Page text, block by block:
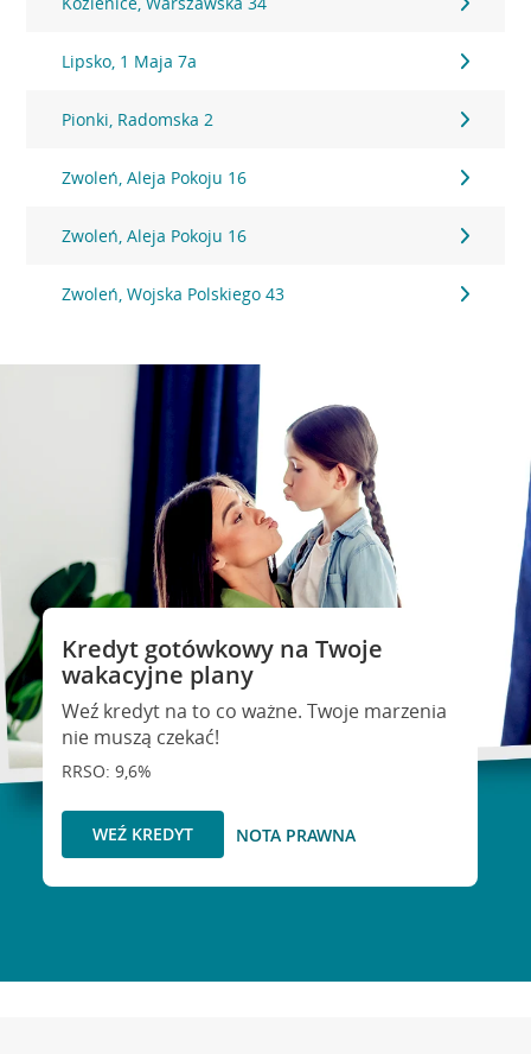
Lipsko, 1 Maja 7a
Pionki, Radomska 2
Zwoleń, Aleja Pokoju 16
Zwoleń, Aleja Pokoju 16
Zwoleń, Wojska Polskiego 43
Kredyt gotówkowy na Twoje
wakacyjne plany
Weź kredyt na to co ważne. Twoje marzenia
nie muszą czekać!
RRSO: 9,6%
WEŹ KREDYT NOTA PRAWNA